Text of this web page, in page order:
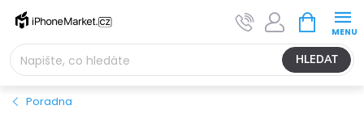
Přejít
obsah
HLEDAT
NÁKUPNÍ
KOŠÍK
Poradna